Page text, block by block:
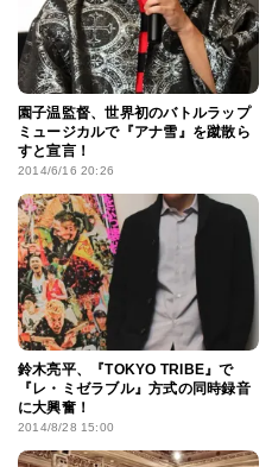
園子温監督、世界初のバトルラップ
ミュージカルで『アナ雪』を蹴散ら
すと宣言！
2014/6/16 20:26
鈴木亮平、『TOKYO TRIBE』で
『レ・ミゼラブル』方式の同時録音
に大興奮！
2014/8/28 15:00